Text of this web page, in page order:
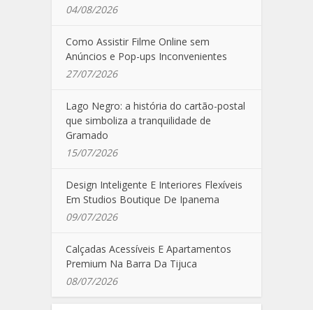
04/08/2026
Como Assistir Filme Online sem
Anúncios e Pop-ups Inconvenientes
27/07/2026
Lago Negro: a história do cartão-postal
que simboliza a tranquilidade de
Gramado
15/07/2026
Design Inteligente E Interiores Flexíveis
Em Studios Boutique De Ipanema
09/07/2026
Calçadas Acessíveis E Apartamentos
Premium Na Barra Da Tijuca
08/07/2026